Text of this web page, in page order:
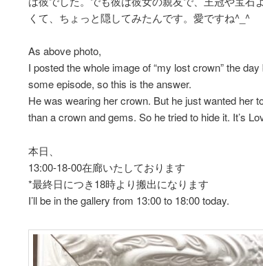
くて、ちょっと隠してみたんです。愛ですね^_^
As above photo,
I posted the whole image of “my lost crown” the
some episode, so this is the answer.
He was wearing her crown. But he just wanted her
than a crown and gems. So he tried to hide it. It’s
本日、
13:00-18-00在廊いたしております
*最終日につき18時より搬出になります
I’ll be in the gallery from 13:00 to 18:00 today.